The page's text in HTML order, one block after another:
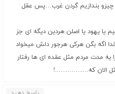
چیزو بندازیم گردن غرب…پس عقل
یا یهود یا اصلن هردین دیگه ای جز
اگه بگن هرکی هرجور دلش میخواد
یه مدت مردم مثل عقده ای ها رفتار
الان که…………….!